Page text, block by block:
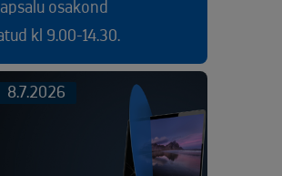
osakond
kl 9.00-14.30.
8.7.2026